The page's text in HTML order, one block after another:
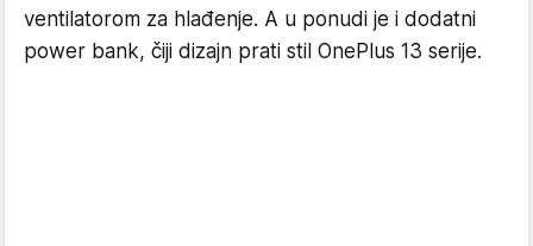
ventilatorom za hlađenje. A u ponudi je i dodatni
power bank, čiji dizajn prati stil OnePlus 13 serije.